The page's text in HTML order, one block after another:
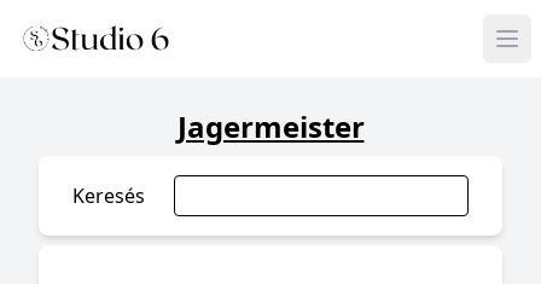
Jagermeister
Keresés